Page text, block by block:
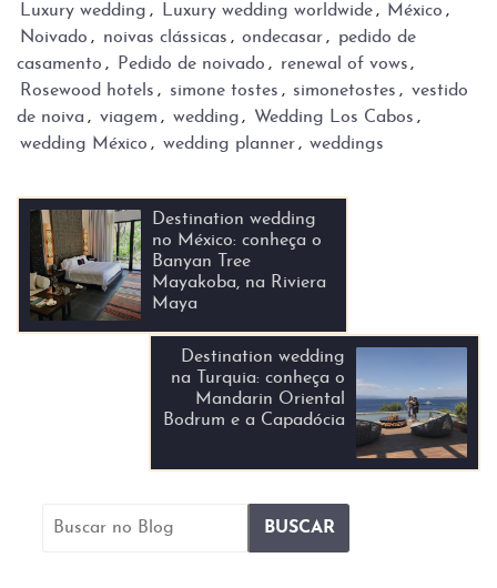
Luxury wedding , Luxury wedding worldwide , México ,
Noivado , noivas clássicas , ondecasar , pedido de
casamento , Pedido de noivado , renewal of vows ,
Rosewood hotels , simone tostes , simonetostes , vestido
de noiva , viagem , wedding , Wedding Los Cabos ,
wedding México , wedding planner , weddings
Destination wedding
no México: conheça o
Banyan Tree
Mayakoba, na Riviera
Maya
Destination wedding
na Turquia: conheça o
Mandarin Oriental
Bodrum e a Capadócia